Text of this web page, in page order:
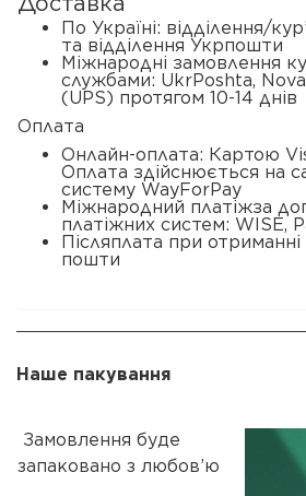
По Україні: відділення/
та відділення Укрпошти
Міжнародні замовлення
службами: UkrPoshta,
(UPS) протягом 10-14 днів
Оплата
Онлайн-оплата: Картою
Оплата здійснюється на
систему WayForPay
Міжнародний платіжза
платіжних систем: WISE,
Післяплата при отриманні
пошти
Наше пакування
Замовлення буде
запаковано з любов’ю